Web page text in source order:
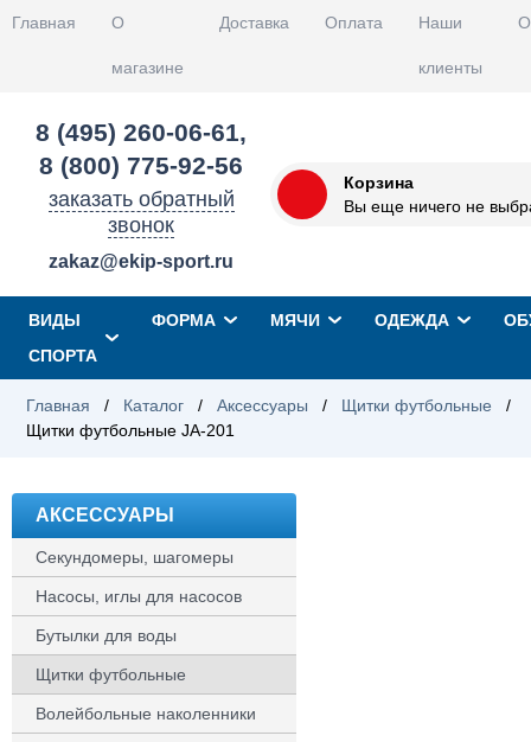
Главная О
магазине
Доставка Оплата Наши
клиенты
8 (495) 260-06-61,
8 (800) 775-92-56
заказать обратный
звонок
zakaz@ekip-sport.ru
Корзина
Вы еще ничего не
ВИДЫ
СПОРТА
ФОРМА МЯЧИ ОДЕЖДА
Главная / Каталог / Аксессуары / Щитки футбольные
/
Щитки футбольные JA-201
АКСЕССУАРЫ
Секундомеры, шагомеры
Насосы, иглы для насосов
Бутылки для воды
Щитки футбольные
Волейбольные наколенники